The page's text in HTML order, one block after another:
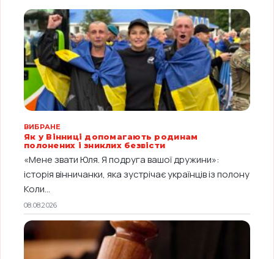
ВИБРАНЕ
Як у Вінниці допомагають родинам
полонених і зниклих безвісти
«Мене звати Юля. Я подруга вашої дружини»:
історія вінничанки, яка зустрічає українців із полону
Коли...
08.08.2026